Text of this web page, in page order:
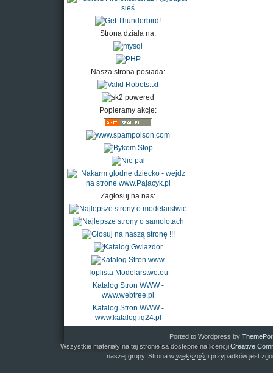
Strona działa na:
Nasza strona posiada:
Popieramy akcje:
Zagłosuj na nas:
Toplista Modelarstwo.eu
Katalog Stron WWW -
www.webtree.pl
Katalog Stron WWW -
www.katalog.iq24.pl
Ported to Wordpress by
Wszystkie materiały na tej stronie sa dostepne na licencji Creative
naszej grupy. Strona w większościprzypadków jest